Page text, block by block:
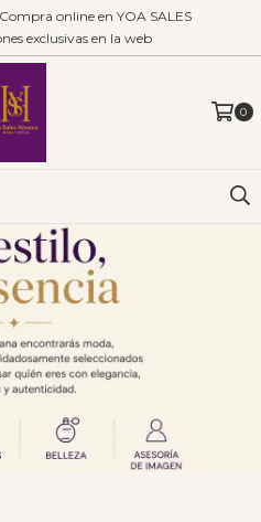
online en YOA SALES
exclusivas en la web
0